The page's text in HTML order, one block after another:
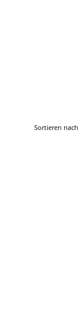
Sortieren nach